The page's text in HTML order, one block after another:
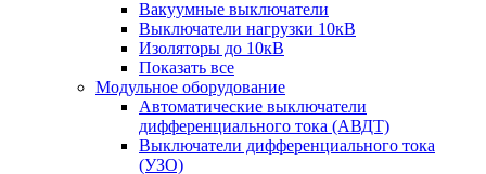
Вакуумные выключатели
Выключатели нагрузки 10кВ
Изоляторы до 10кВ
Показать все
Модульное оборудование
Автоматические выключатели
дифференциального тока (АВДТ)
Выключатели дифференциального тока
(УЗО)